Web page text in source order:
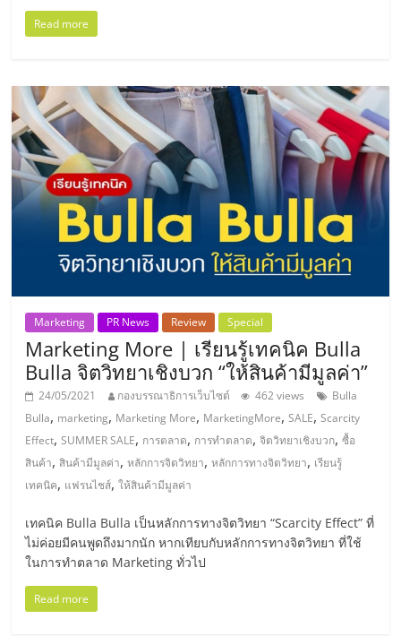
ข้อมูล
ธุรกิจ
ประเทศไทย,
ThaiSMEsCenter,
รวม
ธุรกิจ
เอ
ส
แฟ
รน
ไชส์,
ปรึกษา
แฟ
รน
ไชส์,
รวม
รน
ไชส์
ขาย
แฟ
รน
Read more
Marketing PR News Review Special
Marketing More | เรียนรู้เทคนิค Bulla
Bulla จิตวิทยาเชิงบวก “ให้สินค้ามีมูลค่า”
24/05/2021 กองบรรณาธิการเว็บไซต์ 462 views
Bulla
Bulla, marketing, Marketing More, MarketingMore,SALE,Scarcity
Effect,SUMMER SALE, การตลาด, การทำตลาด,จิตวิทยาเชิงบวก,ซื้อ
สินค้า,สินค้ามีมูลค่า,หลักการจิตวิทยา,หลักการทางจิตวิทยา, เรียนรู้
เทคนิค, แฟรนไชส์,ให้สินค้ามีมูลค่า
เทคนิค Bulla Bulla เป็นหลักการทางจิตวิทยา “Scarcity Effect” ที่
ไม่ค่อยมีคนพูดถึงมากนัก หากเทียบกับหลักการทางจิตวิทยา ที่ใช้
ในการทำตลาด Marketing ทั่วไป
Read more